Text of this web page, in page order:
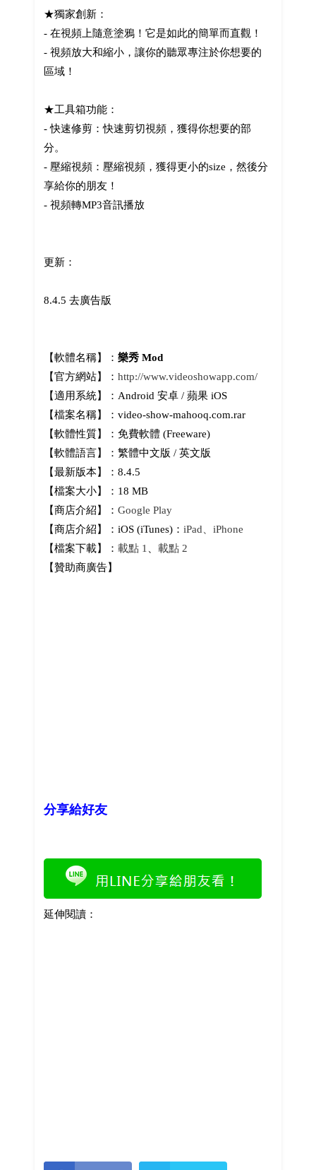
★獨家創新：
- 在視頻上隨意塗鴉！它是如此的簡單而直觀！
- 視頻放大和縮小，讓你的聽眾專注於你想要的
區域！
★工具箱功能：
- 快速修剪：快速剪切視頻，獲得你想要的部
分。
- 壓縮視頻：壓縮視頻，獲得更小的size，然後分
享給你的朋友！
- 視頻轉MP3音訊播放
更新：
8.4.5 去廣告版
【軟體名稱】： 樂秀 Mod
【官方網站】： http://www.videoshowapp.com/
【適用系統】：Android 安卓 / 蘋果 iOS
【檔案名稱】：video-show-mahooq.com.rar
【軟體性質】：免費軟體 (Freeware)
【軟體語言】：繁體中文版 / 英文版
【最新版本】：8.4.5
【檔案大小】：18 MB
【商店介紹】： Google Play
【商店介紹】：iOS (iTunes)： iPad、iPhone
【檔案下載】： 載點 1、 載點 2
【贊助商廣告】
分享給好友
延伸閱讀：